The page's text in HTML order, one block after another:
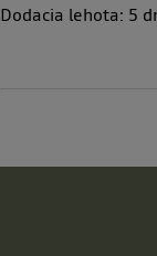
Dodacia lehota: 5